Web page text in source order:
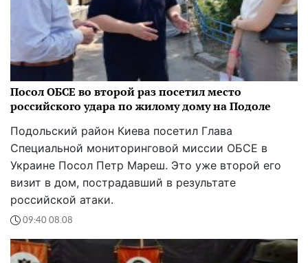
Посол ОБСЕ во второй раз посетил место
российского удара по жилому дому на Подоле
Подольский район Киева посетил Глава
Специальной мониторинговой миссии ОБСЕ в
Украине Посол Петр Мареш. Это уже второй его
визит в дом, пострадавший в результате
российской атаки.
09:40 08.08